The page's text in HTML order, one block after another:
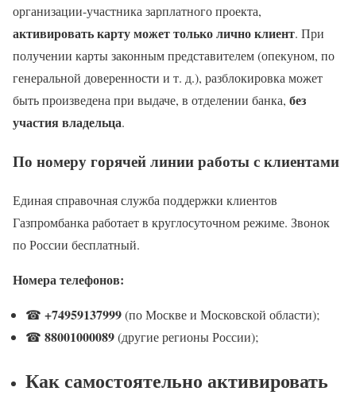
организации-участника зарплатного проекта,
активировать карту может только лично клиент. При
получении карты законным представителем (опекуном, по
генеральной доверенности и т. д.), разблокировка может
быть произведена при выдаче, в отделении банка, без
участия владельца.
По номеру горячей линии работы с клиентами
Единая справочная служба поддержки клиентов
Газпромбанка работает в круглосуточном режиме. Звонок
по России бесплатный.
Номера телефонов:
☎ +74959137999(по Москве и Московской области);
☎ 88001000089(другие регионы России);
Как самостоятельно активировать